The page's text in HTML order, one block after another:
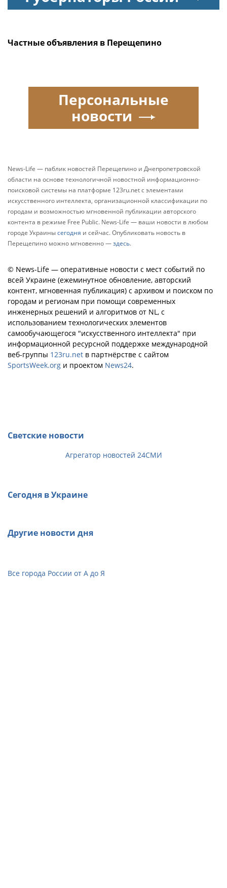
Частные объявления в Перещепино
Персональные
новости
News-Life — паблик новостей Перещепино и Днепропетровской
области на основе технологичной новостной информационно-
поисковой системы на платформе 123ru.net с элементами
искусственного интеллекта, организационной классификации по
городам и возможностью мгновенной публикации авторского
контента в режиме Free Public. News-Life — ваши новости в любом
городе Украинысегодня и сейчас. Опубликовать новость в
Перещепино можно мгновенно —здесь.
© News-Life — оперативные новости с мест событий по
всей Украине (ежеминутное обновление, авторский
контент, мгновенная публикация) с архивом и поиском по
городам и регионам при помощи современных
инженерных решений и алгоритмов от NL, с
использованием технологических элементов
самообучающегося "искусственного интеллекта" при
информационной ресурсной поддержке международной
веб-группы 123ru.net в партнёрстве с сайтом
SportsWeek.org и проектом News24.
Светские новости
Агрегатор новостей 24СМИ
Сегодня в Украине
Другие новости дня
Все города России от А до Я